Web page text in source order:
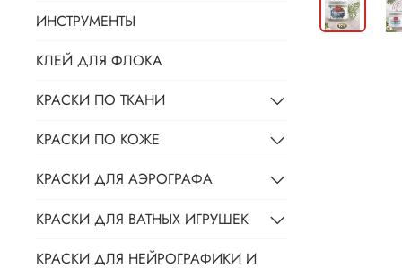
ИНСТРУМЕНТЫ
КЛЕЙ ДЛЯ ФЛОКА
КРАСКИ ПО ТКАНИ
КРАСКИ ПО КОЖЕ
КРАСКИ ДЛЯ АЭРОГРАФА
КРАСКИ ДЛЯ ВАТНЫХ ИГРУШЕК
КРАСКИ ДЛЯ НЕЙРОГРАФИКИ И